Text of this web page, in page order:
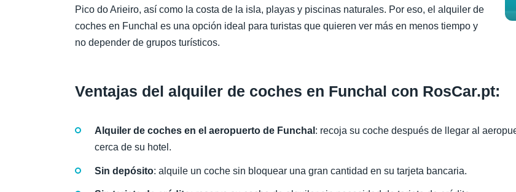
Pico do Arieiro, así como la costa de la isla, playas y piscinas naturales. Por eso, el alquiler de
coches en Funchal es una opción ideal para turistas que quieren ver más en menos tiempo y
no depender de grupos turísticos.
Ventajas del alquiler de coches en Funchal con RosCar.pt:
Alquiler de coches en el aeropuerto de Funchal : recoja su coche después de llegar al
cerca de su hotel.
Sin depósito: alquile un coche sin bloquear una gran cantidad en su tarjeta bancaria.